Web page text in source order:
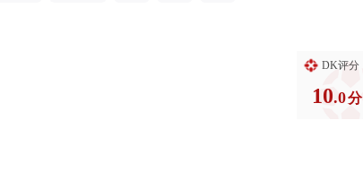
DK评分
10.0分